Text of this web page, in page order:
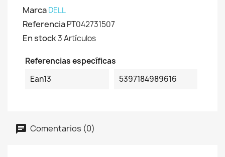
MarcaDELL
ReferenciaPT042731507
En stock3 Artículos
Referencias específicas
Ean13
5397184989616
Comentarios (0)